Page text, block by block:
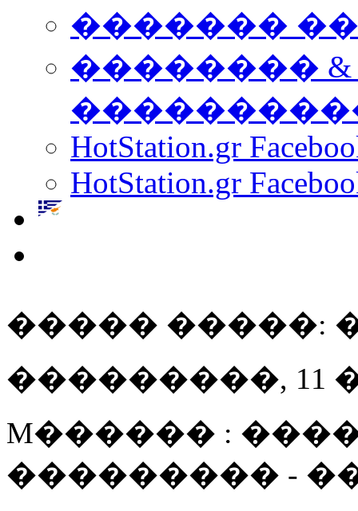
������� ���
��������
HotStation.gr
HotStation.gr
����� �����:
���������, 11
M������ :
��������� -